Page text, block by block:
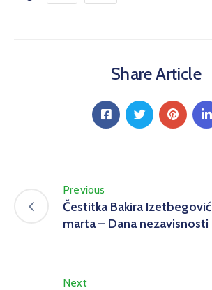
Share Article
Previous
Čestitka Bakira
marta – Dana nezavisnosti
Next